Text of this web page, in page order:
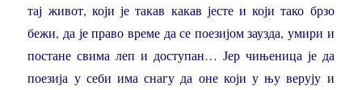
тај живот, који је такав какав јесте и који тако брзо
бежи, да је право време да се поезијом заузда, умири и
постане свима леп и доступан… Јер чињеница је да
поезија у себи има снагу да оне који у њу верују и